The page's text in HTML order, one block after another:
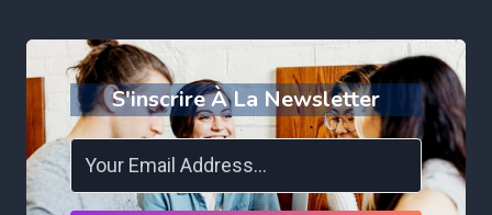
S'inscrire À La Newsletter